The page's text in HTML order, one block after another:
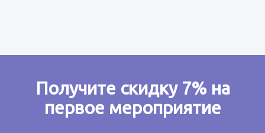
Получите скидку 7% на
первое мероприятие